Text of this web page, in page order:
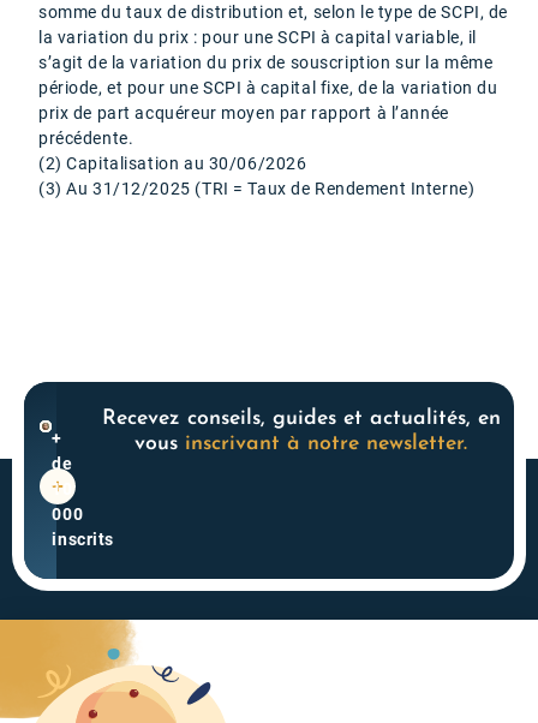
somme du taux de distribution et, selon le type de SCPI, de
la variation du prix : pour une SCPI à capital variable, il
s’agit de la variation du prix de souscription sur la même
période, et pour une SCPI à capital fixe, de la variation du
prix de part acquéreur moyen par rapport à l’année
précédente.
(2) Capitalisation au 30/06/2026
(3) Au 31/12/2025 (TRI = Taux de Rendement Interne)
+
de
10
000
inscrits
Recevez conseils, guides et actualités, en
vous inscrivant à notre newsletter.